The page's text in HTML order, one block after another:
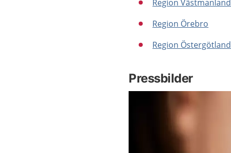
Region Västmanland
Region Örebro
Region Östergötland
Pressbilder